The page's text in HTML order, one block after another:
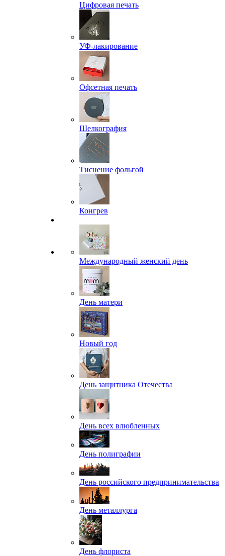
Цифровая печать
УФ-лакирование
Офсетная печать
Шелкография
Тиснение фольгой
Конгрев
Международный женский день
День матери
Новый год
День защитника Отечества
День всех влюбленных
День полиграфии
День российского предпринимательства
День металлурга
День флориста